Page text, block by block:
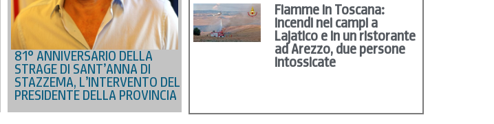
81° ANNIVERSARIO DELLA
STRAGE DI SANT’ANNA DI
STAZZEMA, L’INTERVENTO DEL
PRESIDENTE DELLA PROVINCIA
Fiamme in Toscana:
incendi nei campi a
Lajatico e in un ristorante
ad Arezzo, due persone
intossicate